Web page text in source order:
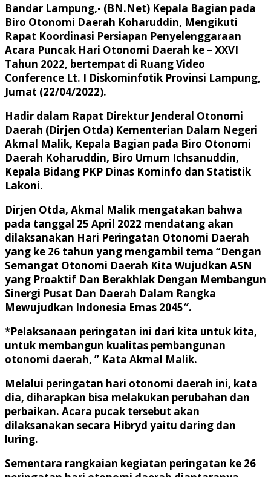
Bandar Lampung,- (BN.Net) Kepala Bagian pada
Biro Otonomi Daerah Koharuddin, Mengikuti
Rapat Koordinasi Persiapan Penyelenggaraan
Acara Puncak Hari Otonomi Daerah ke – XXVI
Tahun 2022, bertempat di Ruang Video
Conference Lt. I Diskominfotik Provinsi Lampung,
Jumat (22/04/2022).
Hadir dalam Rapat Direktur Jenderal Otonomi
Daerah (Dirjen Otda) Kementerian Dalam Negeri
Akmal Malik, Kepala Bagian pada Biro Otonomi
Daerah Koharuddin, Biro Umum Ichsanuddin,
Kepala Bidang PKP Dinas Kominfo dan Statistik
Lakoni.
Dirjen Otda, Akmal Malik mengatakan bahwa
pada tanggal 25 April 2022 mendatang akan
dilaksanakan Hari Peringatan Otonomi Daerah
yang ke 26 tahun yang mengambil tema “Dengan
Semangat Otonomi Daerah Kita Wujudkan ASN
yang Proaktif Dan Berakhlak Dengan Membangun
Sinergi Pusat Dan Daerah Dalam Rangka
Mewujudkan Indonesia Emas 2045″.
*Pelaksanaan peringatan ini dari kita untuk kita,
untuk membangun kualitas pembangunan
otonomi daerah, ” Kata Akmal Malik.
Melalui peringatan hari otonomi daerah ini, kata
dia, diharapkan bisa melakukan perubahan dan
perbaikan. Acara pucak tersebut akan
dilaksanakan secara Hibryd yaitu daring dan
luring.
Sementara rangkaian kegiatan peringatan ke 26